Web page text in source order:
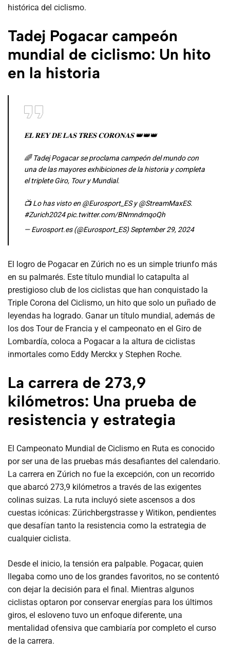
histórica del ciclismo.
Tadej Pogacar campeón
mundial de ciclismo: Un hito
en la historia
𝐄𝐋 𝐑𝐄𝐘 𝐃𝐄 𝐋𝐀𝐒 𝐓𝐑𝐄𝐒 𝐂𝐎𝐑𝐎𝐍𝐀𝐒 👑👑👑
🌈 Tadej Pogacar se proclama campeón del mundo con
una de las mayores exhibiciones de la historia y completa
el triplete Giro, Tour y Mundial.
📺 Lo has visto en @Eurosport_ESy@StreamMaxES.
#Zurich2024 pic.twitter.com/BNmndmqoQh
— Eurosport.es (@Eurosport_ES)September 29, 2024
El logro de Pogacar en Zúrich no es un simple triunfo más
en su palmarés. Este título mundial lo catapulta al
prestigioso club de los ciclistas que han conquistado la
Triple Corona del Ciclismo, un hito que solo un puñado de
leyendas ha logrado. Ganar un título mundial, además de
los dos Tour de Francia y el campeonato en el Giro de
Lombardía, coloca a Pogacar a la altura de ciclistas
inmortales como Eddy Merckx y Stephen Roche.
La carrera de 273,9
kilómetros: Una prueba de
resistencia y estrategia
El Campeonato Mundial de Ciclismo en Ruta es conocido
por ser una de las pruebas más desafiantes del calendario.
La carrera en Zúrich no fue la excepción, con un recorrido
que abarcó 273,9 kilómetros a través de las exigentes
colinas suizas. La ruta incluyó siete ascensos a dos
cuestas icónicas: Zürichbergstrasse y Witikon, pendientes
que desafían tanto la resistencia como la estrategia de
cualquier ciclista.
Desde el inicio, la tensión era palpable. Pogacar, quien
llegaba como uno de los grandes favoritos, no se contentó
con dejar la decisión para el final. Mientras algunos
ciclistas optaron por conservar energías para los últimos
giros, el esloveno tuvo un enfoque diferente, una
mentalidad ofensiva que cambiaría por completo el curso
de la carrera.